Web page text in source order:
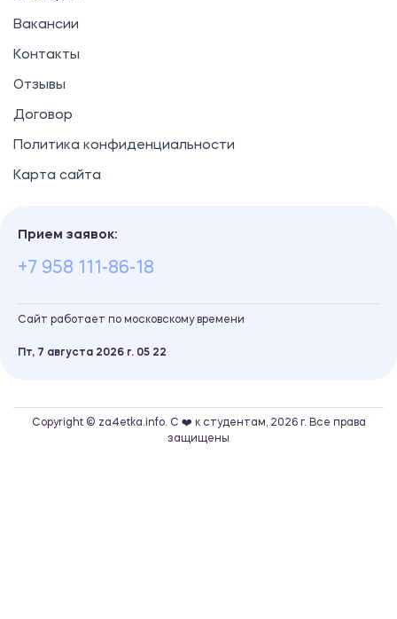
Вакансии
Контакты
Отзывы
Договор
Политика конфиденциальности
Карта сайта
Прием заявок:
+7 958 111-86-18
Сайт работает по московскому времени
Пт, 7 августа 2026 г. 05 22
Copyright © za4etka.info. С ❤️ к студентам, 2026 г. Все права
защищены